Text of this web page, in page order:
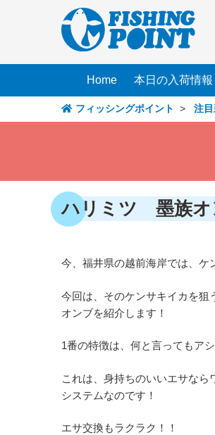
キ
Home 本日の入荷情報
フィッシングポイント >注
ハリミツ 墨族オ
今、福井県の越前海岸では、ケ
今回は、そのケンサキイカを狙
オンブを紹介します！
1番の特徴は、何と言ってもア
これは、身持ちのいいエサなら
システムなのです！
エサ交換もラクラク！！